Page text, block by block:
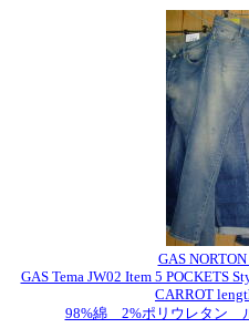
GAS
GAS Tema JW02 Item 5 POCKETS
CARROT
98%綿 2%ポリウレタン